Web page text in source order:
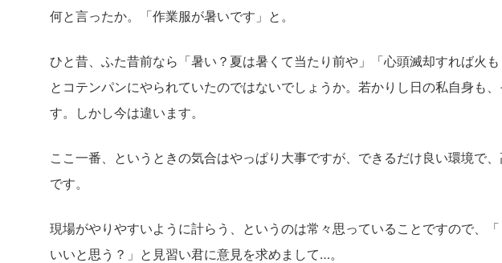
何と言ったか。「作業服が暑いです」と。
ひと昔、ふた昔前なら「暑い？夏は暑くて当たり前や」「心頭滅却すれば火
とコテンパンにやられていたのではないでしょうか。若かりし日の私自身も
す。しかし今は違います。
ここ一番、というときの気合はやっぱり大事ですが、できるだけ良い環境で
です。
現場がやりやすいように計らう、というのは常々思っていることですので、
いいと思う？」と見習い君に意見を求めまして…。